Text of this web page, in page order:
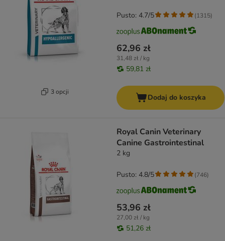
3 opcji
62,96 zł
31,48 zł / kg
59,81 zł
Pusto: 4.7/5 (1315)
Dodaj do koszyka
Royal Canin Veterinary
Canine Gastrointestinal
2 kg
53,96 zł
27,00 zł / kg
51,26 zł
Pusto: 4.8/5 (746)